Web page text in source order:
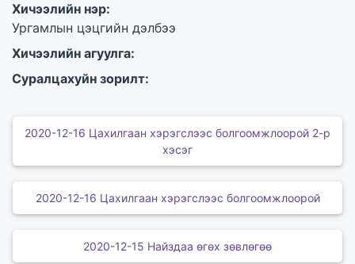
Хичээлийн нэр:
Ургамлын цэцгийн дэлбээ
Хичээлийн агуулга:
Суралцахуйн зорилт:
2020-12-16 Цахилгаан хэрэгслээс болгоомжлоорой 2-р
хэсэг
2020-12-16 Цахилгаан хэрэгслээс болгоомжлоорой
2020-12-15 Найздаа өгөх зөвлөгөө